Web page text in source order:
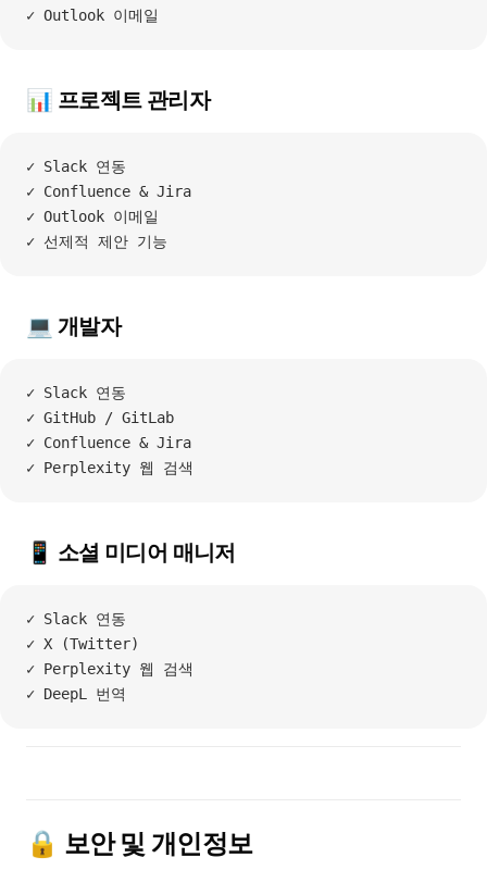
✓ Outlook 이메일
📊 프로젝트 관리자
✓ Slack 연동
✓ Confluence & Jira
✓ Outlook 이메일
✓ 선제적 제안 기능
💻 개발자
✓ Slack 연동
✓ GitHub / GitLab
✓ Confluence & Jira
✓ Perplexity 웹 검색
📱 소셜 미디어 매니저
✓ Slack 연동
✓ X (Twitter)
✓ Perplexity 웹 검색
✓ DeepL 번역
🔒 보안 및 개인정보